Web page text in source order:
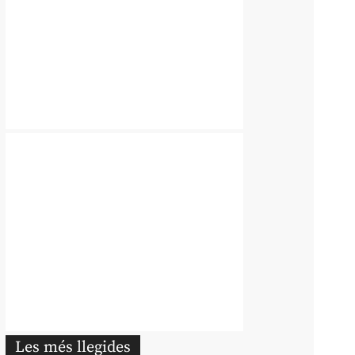
Les més llegides